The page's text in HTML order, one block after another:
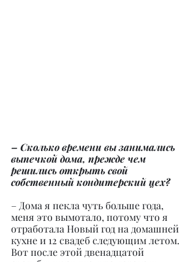
– Сколько времени вы занимались
выпечкой дома, прежде чем
решились открыть свой
собственный кондитерский цех?
– Дома я пекла чуть больше года,
меня это вымотало, потому что я
отработала Новый год на домашней
кухне и 12 свадеб следующим летом.
Вот после этой двенадцатой